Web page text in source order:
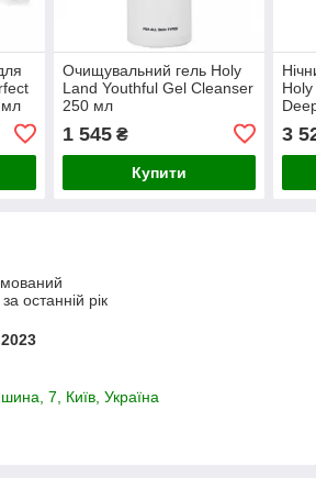
мл
Очищувальний гель Holy
Land Youthful Gel Cleanser
250 мл
1 545₴
Купити
3
останній рік
7, Київ, Україна